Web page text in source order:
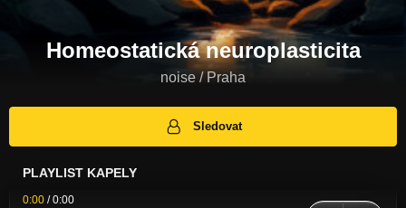
Homeostatická neuroplasticita
noise / Praha
Sledovat
PLAYLIST KAPELY
0:00 /0:00